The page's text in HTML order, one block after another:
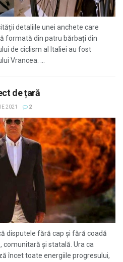
detaliile unei anchete care
formată din patru bărbați din
de ciclism al Italiei au fost
Vrancea. ...
de țară
2021 2
disputele fără cap și fără coadă
și statală. Ura ca
încet toate energiile progresului,